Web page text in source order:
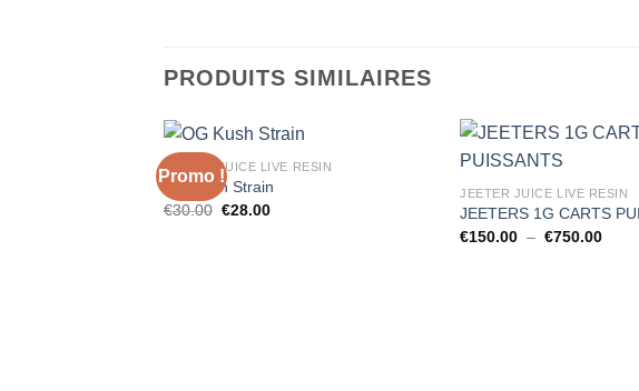
PRODUITS SIMILAIRES
Promo !
JEETER JUICE LIVE RESIN
OG Kush Strain
€30.00 Le
€28.00Le
JEETER JUICE LIVE RESIN
JEETERS 1G CARTS
€150.00 – €750.00Plage